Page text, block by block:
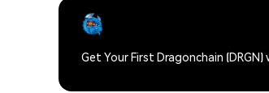
Get Your First Dragonchain (DRGN)